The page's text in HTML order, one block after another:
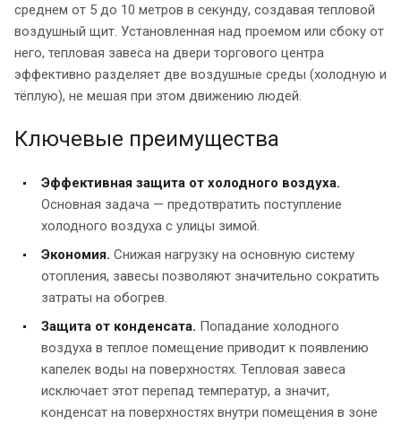
среднем от 5 до 10 метров в секунду, создавая тепловой
воздушный щит. Установленная над проемом или сбоку от
него, тепловая завеса на двери торгового центра
эффективно разделяет две воздушные среды (холодную и
тёплую), не мешая при этом движению людей.
Ключевые преимущества
Эффективная защита от холодного воздуха.
Основная задача — предотвратить поступление
холодного воздуха с улицы зимой.
Экономия. Снижая нагрузку на основную систему
отопления, завесы позволяют значительно сократить
затраты на обогрев.
Защита от конденсата. Попадание холодного
воздуха в теплое помещение приводит к появлению
капелек воды на поверхностях. Тепловая завеса
исключает этот перепад температур, а значит,
конденсат на поверхностях внутри помещения в зоне